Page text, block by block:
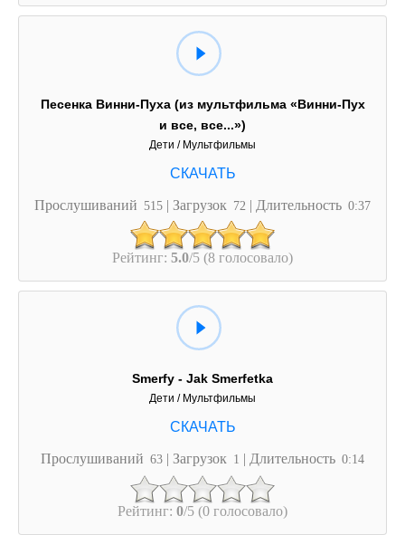
Песенка Винни-Пуха (из мультфильма «Винни-Пух
и все, все...»)
Дети / Мультфильмы
Прослушиваний 515 | Загрузок 72 | Длительность 0:37
Рейтинг: 5.0/5 (8 голосовало)
Smerfy - Jak Smerfetka
Дети / Мультфильмы
Прослушиваний 63 | Загрузок 1 | Длительность 0:14
Рейтинг: 0/5 (0 голосовало)